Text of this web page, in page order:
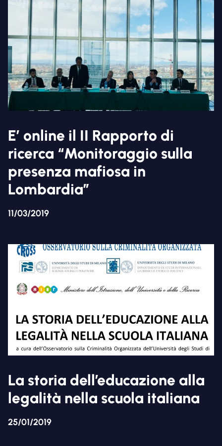
E’ online il II Rapporto di
ricerca “Monitoraggio sulla
presenza mafiosa in
Lombardia”
11/03/2019
La storia dell’educazione alla
legalità nella scuola italiana
25/01/2019